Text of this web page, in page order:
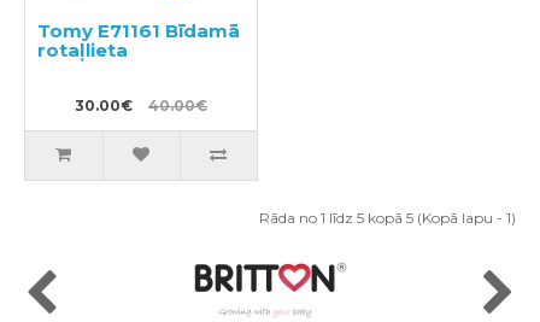
Tomy E71161 Bīdamā
rotaļlieta
30.00€ 40.00€
Rāda no 1 līdz 5 kopā 5 (Kopā lapu - 1)